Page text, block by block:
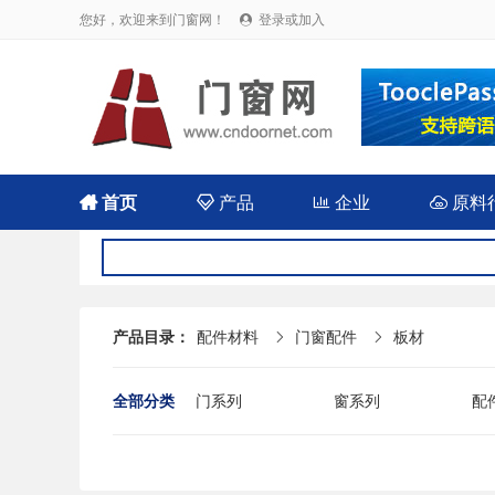
您好，欢迎来到门窗网！  登录或加入
首页 产品  企业 原料
产品目录： 配件材料  门窗配件  板材
全部分类 门系列 窗系列
配